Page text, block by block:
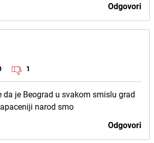
Odgovori
1
da je Beograd u svakom smislu grad
narod smo
Odgovori